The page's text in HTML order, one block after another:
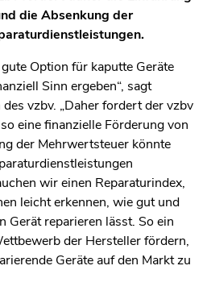
die Absenkung der
Option für kaputte Geräte
Sinn ergeben“, sagt
vzbv. „Daher fordert der vzbv
eine finanzielle Förderung von
der Mehrwertsteuer könnte
wir einen Reparaturindex,
leicht erkennen, wie gut und
Gerät reparieren lässt. So ein
der Hersteller fördern,
Geräte auf den Markt zu